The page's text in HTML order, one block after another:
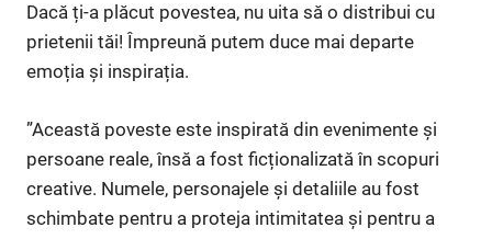
Dacă ți-a plăcut povestea, nu uita să o distribui cu
prietenii tăi! Împreună putem duce mai departe
emoția și inspirația.
”Această poveste este inspirată din evenimente și
persoane reale, însă a fost ficționalizată în scopuri
creative. Numele, personajele și detaliile au fost
schimbate pentru a proteja intimitatea și pentru a